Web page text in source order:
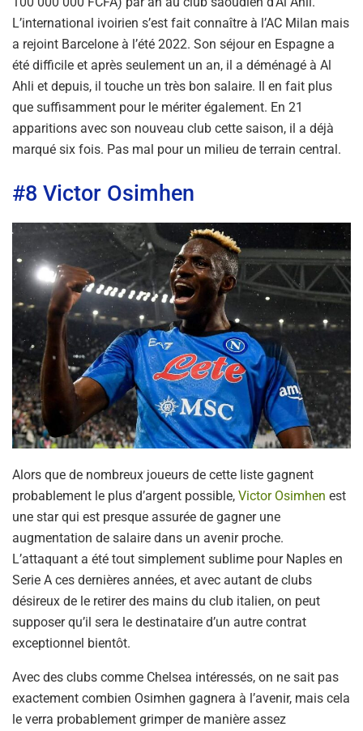
L’international ivoirien s’est fait connaître à l’AC Milan mais
a rejoint Barcelone à l’été 2022. Son séjour en Espagne a
été difficile et après seulement un an, il a déménagé à Al
Ahli et depuis, il touche un très bon salaire. Il en fait plus
que suffisamment pour le mériter également. En 21
apparitions avec son nouveau club cette saison, il a déjà
marqué six fois. Pas mal pour un milieu de terrain central.
#8 Victor Osimhen
Alors que de nombreux joueurs de cette liste gagnent
probablement le plus d’argent possible, Victor Osimhen est
une star qui est presque assurée de gagner une
augmentation de salaire dans un avenir proche.
L’attaquant a été tout simplement sublime pour Naples en
Serie A ces dernières années, et avec autant de clubs
désireux de le retirer des mains du club italien, on peut
supposer qu’il sera le destinataire d’un autre contrat
exceptionnel bientôt.
Avec des clubs comme Chelsea intéressés, on ne sait pas
exactement combien Osimhen gagnera à l’avenir, mais cela
le verra probablement grimper de manière assez